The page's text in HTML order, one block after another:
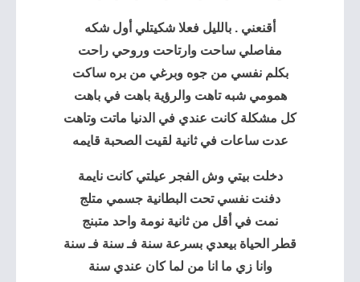
أقنعني . بالليل فعلا شكيتلي أول شكه
مفاصلي ساحت وارتاحت وروحي راحت
بكلم نفسي من جوه وبرغي من بره ساكت
همومي شبه تاهت والرؤية باهت في باهت
كل مشكلة كانت عندي في الدنيا ماتت وتاهت
عدت ساعات في ثانية لقيت الصحبة قايمه
دخلت بيتي وش الفجر عيلتي كانت نايمة
دفنت نفسي تحت البطانية جسمي متلج
نمت في أقل من ثانية نومة واحد متبنج
قطر الحياة بيعدي بسرعة سنة فـ سنة فـ سنة
وانا زي ما انا من لما كان عندي سنة